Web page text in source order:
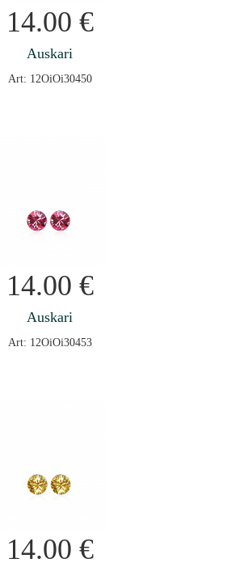
14.00 €
Auskari
Art: 12OiOi30450
14.00 €
Auskari
Art: 12OiOi30453
14.00 €